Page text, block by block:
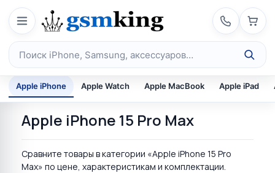
Перейти к содержимому
Поиск по каталогу
Apple iPhone Apple Watch Apple MacBook Apple iPad
Apple iPhone 15 Pro Max
Сравните товары в категории «Apple iPhone 15 Pro
Max» по цене, характеристикам и комплектации.